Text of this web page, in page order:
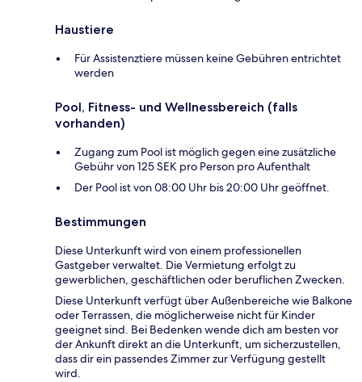
Haustiere
Für Assistenztiere müssen keine Gebühren entrichtet
werden
Pool, Fitness- und Wellnessbereich (falls
vorhanden)
Zugang zum Pool ist möglich gegen eine zusätzliche
Gebühr von 125 SEK pro Person pro Aufenthalt
Der Pool ist von 08:00 Uhr bis 20:00 Uhr geöffnet.
Bestimmungen
Diese Unterkunft wird von einem professionellen
Gastgeber verwaltet. Die Vermietung erfolgt zu
gewerblichen, geschäftlichen oder beruflichen Zwecken.
Diese Unterkunft verfügt über Außenbereiche wie Balkone
oder Terrassen, die möglicherweise nicht für Kinder
geeignet sind. Bei Bedenken wende dich am besten vor
der Ankunft direkt an die Unterkunft, um sicherzustellen,
dass dir ein passendes Zimmer zur Verfügung gestellt
wird.